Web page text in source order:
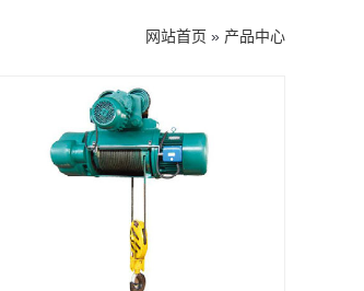
网站首页 » 产品中心